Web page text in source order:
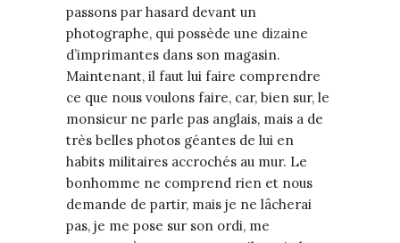
passons par hasard devant un
photographe, qui possède une dizaine
d’imprimantes dans son magasin.
Maintenant, il faut lui faire comprendre
ce que nous voulons faire, car, bien sur, le
monsieur ne parle pas anglais, mais a de
très belles photos géantes de lui en
habits militaires accrochés au mur. Le
bonhomme ne comprend rien et nous
demande de partir, mais je ne lâcherai
pas, je me pose sur son ordi, me